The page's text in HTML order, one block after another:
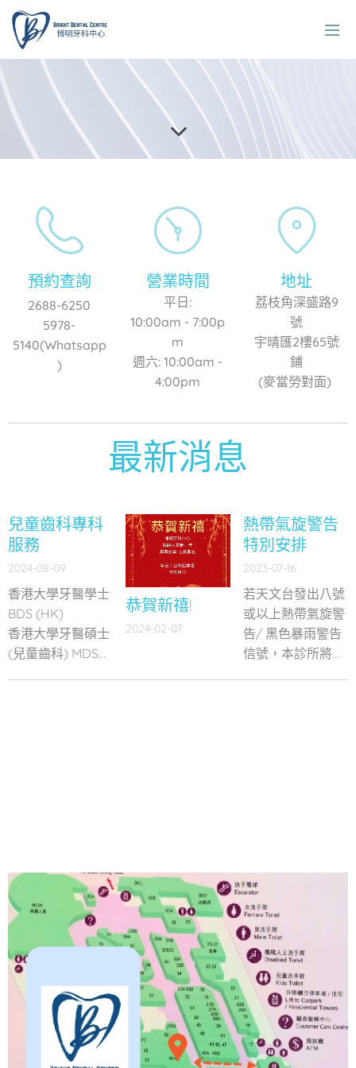
預約查詢
2688-6250
5978-
5140(Whatsapp
)
營業時間
平日:
10:00am - 7:00p
m
週六: 10:00am -
4:00pm
地址
荔枝角深盛路9
號
宇晴匯2樓65號
鋪
(麥當勞對面)
最新消息
兒童齒科專科
服務
2024-08-09
香港大學牙醫學士
BDS (HK)
香港大學牙醫碩士
(兒童齒科) MDS
士 (兒童齒科) 專
科 FCDSHK
(Paed Dent)
恭賀新禧!
2024-02-07
熱帶氣旋警告
特別安排
2023-07-16
若天文台發出八號
或以上熱帶氣旋警
告/ 黑色暴雨警告
信號，本診所將作